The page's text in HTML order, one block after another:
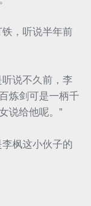
，听说半年前
说不久前，李
炼剑可是一柄千
说给他呢。”
枫这小伙子的